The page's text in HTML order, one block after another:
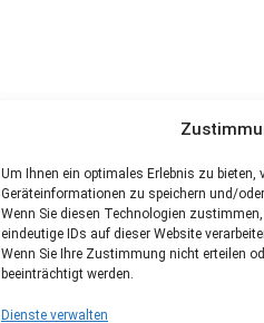
Um Ihnen ein optimales Erlebnis zu
Geräteinformationen zu speichern und/
Wenn Sie diesen Technologien
eindeutige IDs auf dieser Website
Wenn Sie Ihre Zustimmung nicht erteilen
beeinträchtigt werden.
Dienste verwalten